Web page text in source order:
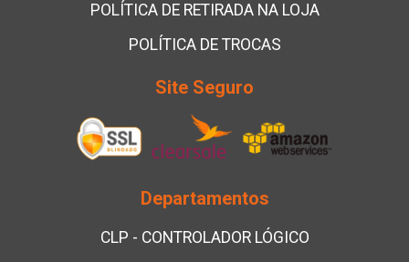
POLÍTICA DE RETIRADA NA LOJA
POLÍTICA DE TROCAS
Site Seguro
Departamentos
CLP - CONTROLADOR LÓGICO